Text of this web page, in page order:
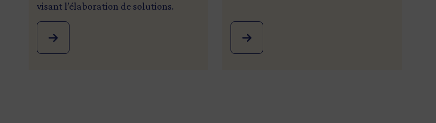
visant l’élaboration de solutions.